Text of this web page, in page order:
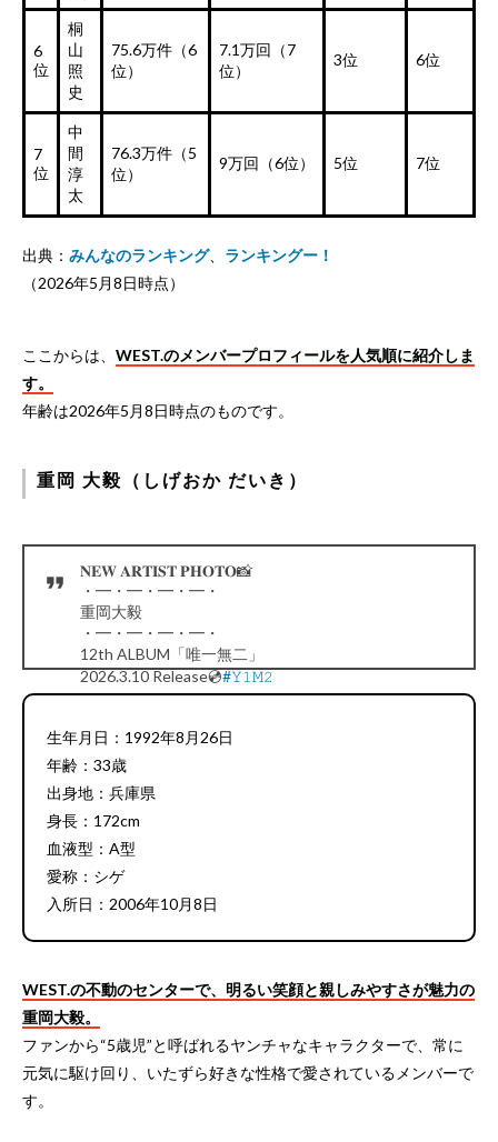
6
位
桐
山
照
史
75.6万件（6
位）
7.1万回（7
位）
3位 6位
7
位
中
間
淳
太
76.3万件（5
位）
9万回（6位） 5位 7位
出典： みんなのランキング、 ランキングー！
（2026年5月8日時点）
ここからは、 WEST.のメンバープロフィールを人気順に紹介しま
す。
年齢は2026年5月8日時点のものです。
重岡 大毅（しげおか だいき）
𝐍𝐄𝐖 𝐀𝐑𝐓𝐈𝐒𝐓 𝐏𝐇𝐎𝐓𝐎📸
・━・━・━・━・
重岡大毅
・━・━・━・━・
12th ALBUM「唯一無二」
2026.3.10 Release💿#𝚈𝟷𝙼𝟸
pic.twitter.com/SpplVMLUUe
生年月日：1992年8月26日
年齢：33歳
出身地：兵庫県
身長：172cm
血液型：A型
愛称：シゲ
入所日：2006年10月8日
WEST.の不動のセンターで、明るい笑顔と親しみやすさが魅力の
重岡大毅。
ファンから“5歳児”と呼ばれるヤンチャなキャラクターで、常に
元気に駆け回り、いたずら好きな性格で愛されているメンバーで
す。